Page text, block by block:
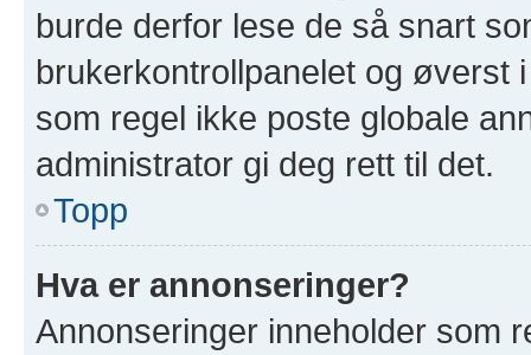
burde derfor lese de så snart
brukerkontrollpanelet og øverst
som regel ikke poste globale
administrator gi deg rett til det.
Topp
Hva er annonseringer?
Annonseringer inneholder som